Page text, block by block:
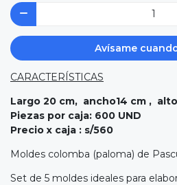
Avísame
CARACTERÍSTICAS
Largo 20 cm, ancho14 cm ,
Piezas por caja: 600 UND
Precio x caja : s/560
Moldes colomba (paloma) de
Set de 5 moldes ideales para